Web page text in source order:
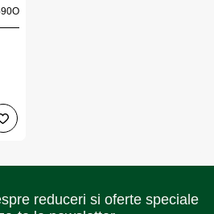
reduceri si oferte speciale